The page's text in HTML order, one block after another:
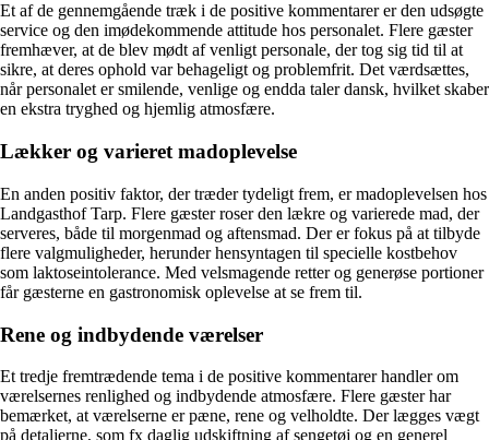
Et af de gennemgående træk i de positive kommentarer er den udsøgte
service og den imødekommende attitude hos personalet. Flere gæster
fremhæver, at de blev mødt af venligt personale, der tog sig tid til at
sikre, at deres ophold var behageligt og problemfrit. Det værdsættes,
når personalet er smilende, venlige og endda taler dansk, hvilket skaber
en ekstra tryghed og hjemlig atmosfære.
Lækker og varieret madoplevelse
En anden positiv faktor, der træder tydeligt frem, er madoplevelsen hos
Landgasthof Tarp. Flere gæster roser den lækre og varierede mad, der
serveres, både til morgenmad og aftensmad. Der er fokus på at tilbyde
flere valgmuligheder, herunder hensyntagen til specielle kostbehov
som laktoseintolerance. Med velsmagende retter og generøse portioner
får gæsterne en gastronomisk oplevelse at se frem til.
Rene og indbydende værelser
Et tredje fremtrædende tema i de positive kommentarer handler om
værelsernes renlighed og indbydende atmosfære. Flere gæster har
bemærket, at værelserne er pæne, rene og velholdte. Der lægges vægt
på detaljerne, som fx daglig udskiftning af sengetøj og en generel